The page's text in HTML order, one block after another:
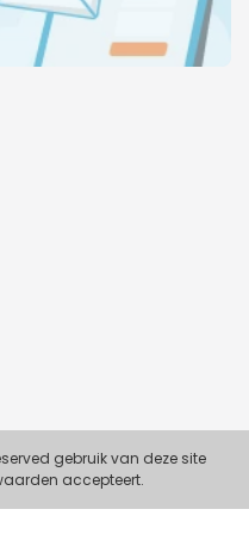
gebruik van deze site
accepteert.